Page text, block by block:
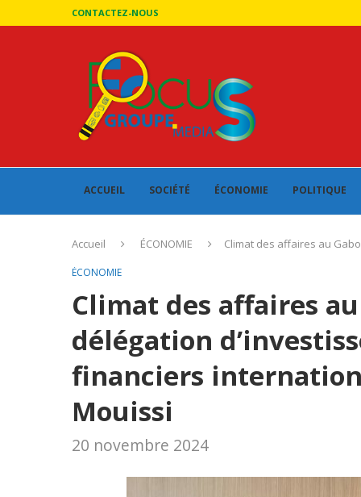
CONTACTEZ-NOUS
ACCUEIL SOCIÉTÉ ÉCONOMIE POLITIQUE
Accueil ÉCONOMIE Climat des affaires au
ÉCONOMIE
Climat des affaires
délégation
financiers
Mouissi
20 novembre 2024